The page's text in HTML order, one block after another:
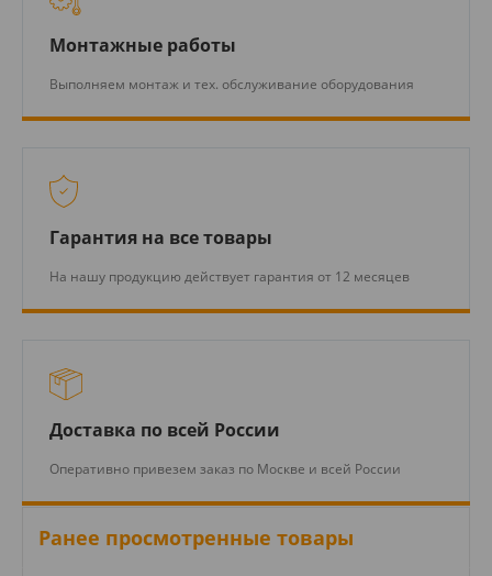
Монтажные работы
Выполняем монтаж и тех. обслуживание оборудования
Гарантия на все товары
На нашу продукцию действует гарантия от 12 месяцев
Доставка по всей России
Оперативно привезем заказ по Москве и всей России
Ранее просмотренные товары